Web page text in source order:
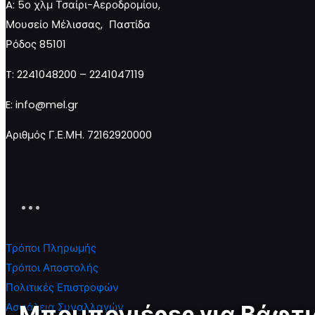
Μπομπονιέρα
Πουγκί
Προσθήκη
A: 5ο χλμ Τσαίρι-Αεροδρομίου,
Μουσείο Μέλισσας, Παστίδα
Ρόδος 85101
T: 2241048200 – 2241047119
E: info@mel.gr
Αριθμός Γ.Ε.ΜΗ. 72162920000
Τρόποι Πληρωμής
Τρόποι Αποστολής
Πολιτικές Επιστροφών
Ασφάλεια Συναλλαγών